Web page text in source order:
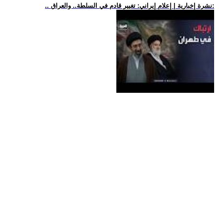
.. نشرة إخبارية | إعلام إيراني: تغيير قادم في السلطة.. والعراق: